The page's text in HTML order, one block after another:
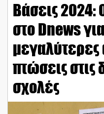
Βάσεις 2024:
στο Dnews
μεγαλύτερες
πτώσεις στις
σχολές